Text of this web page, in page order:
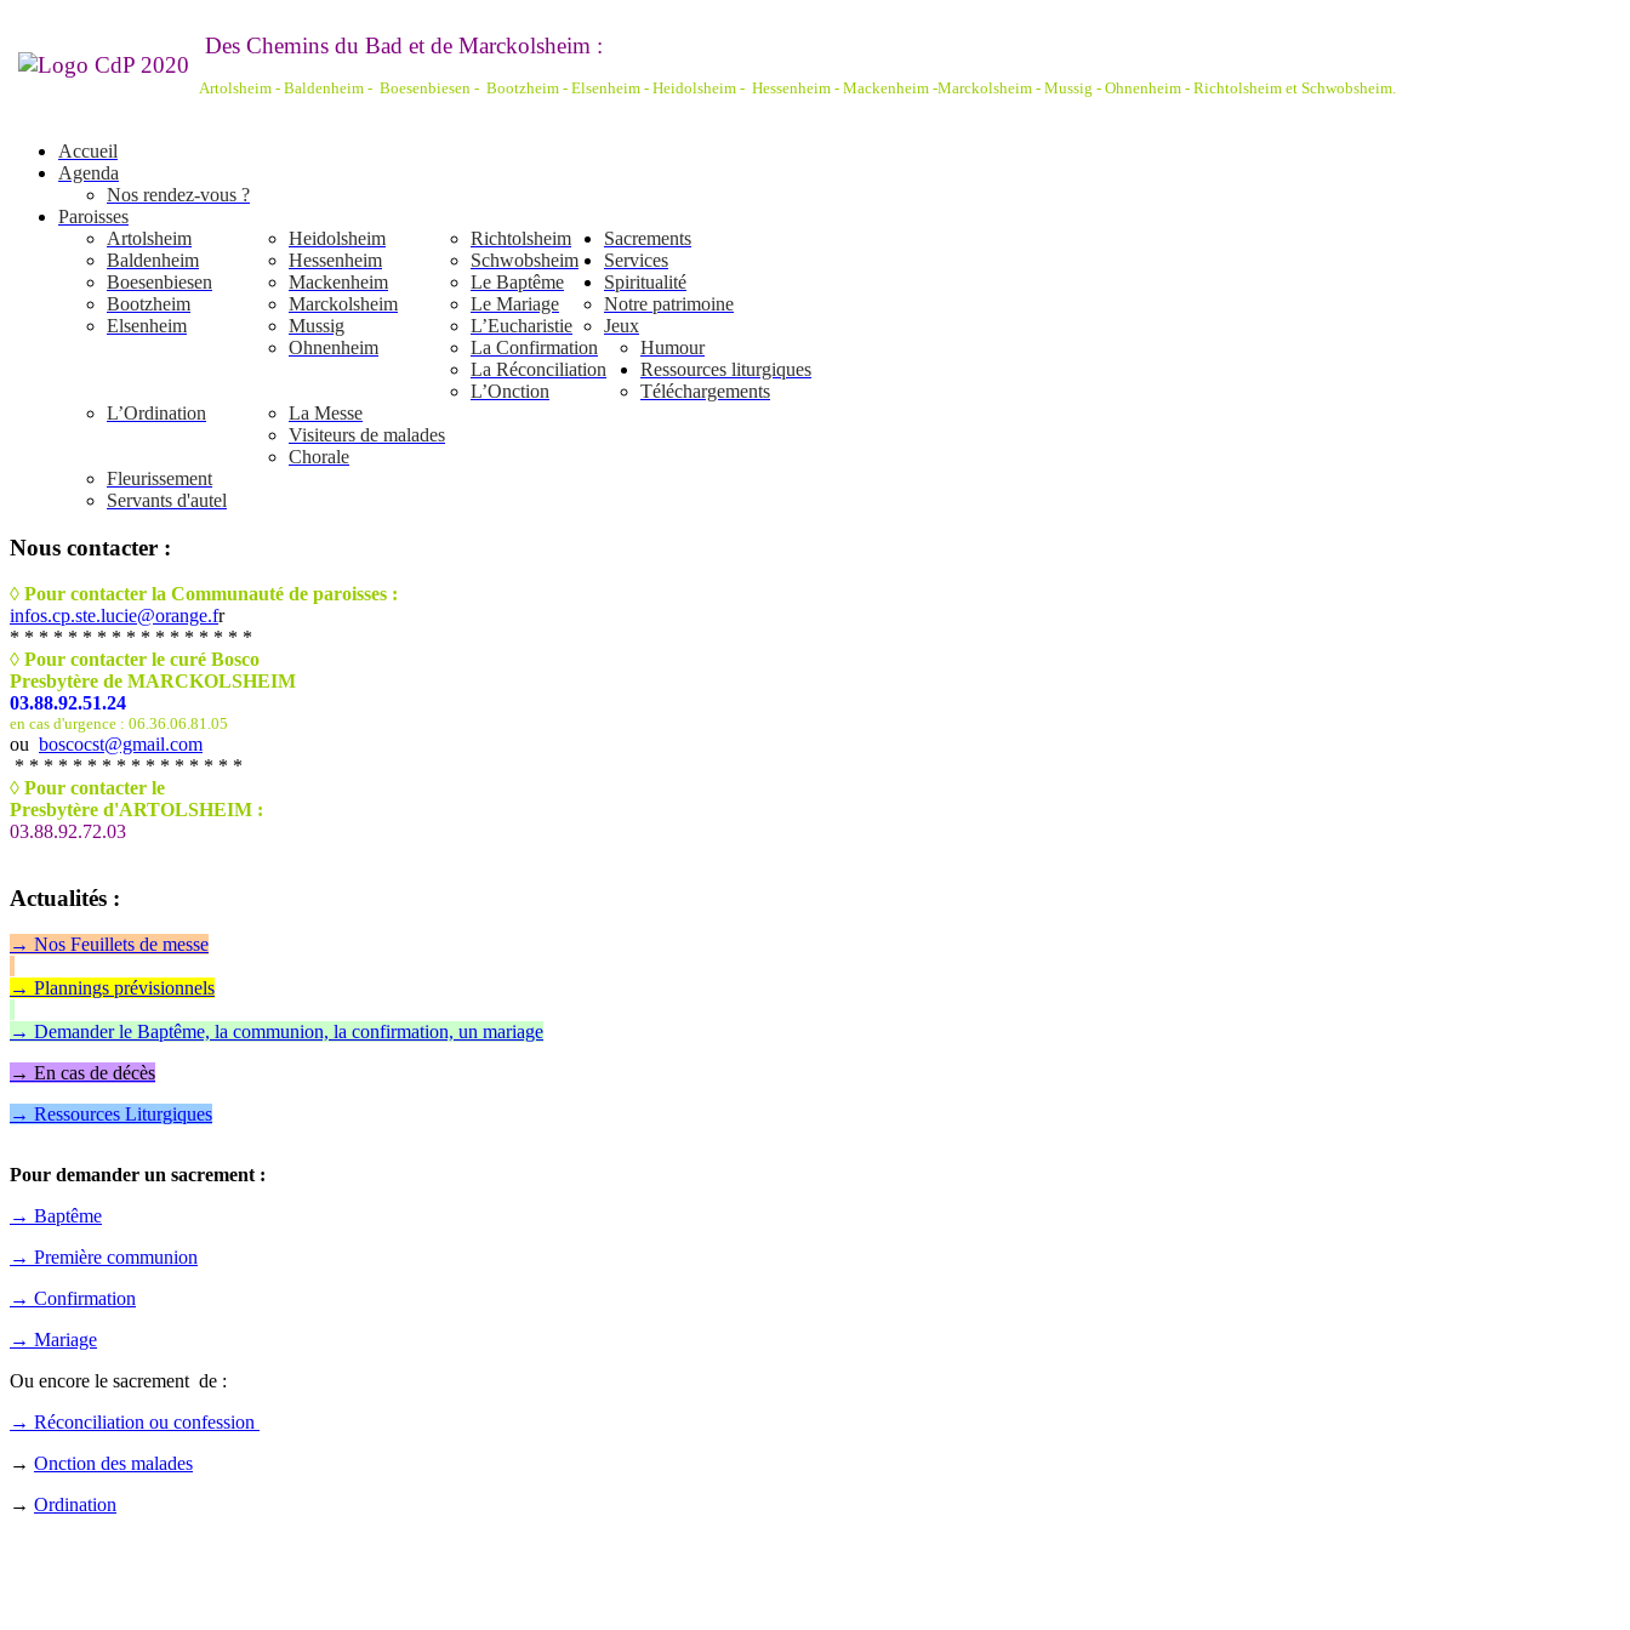
Des Chemins du Bad et de Marckolsheim :
Artolsheim - Baldenheim - Boesenbiesen - Bootzheim - Elsenheim - Heidolsheim - Hessenheim - Mackenheim -Marckolsheim - Mussig - Ohnenheim - Richtolsheim et Schwobsheim.
Accueil
Agenda
Nos rendez-vous ?
Paroisses
Artolsheim
Baldenheim
Boesenbiesen
Bootzheim
Elsenheim
Heidolsheim
Hessenheim
Mackenheim
Marckolsheim
Mussig
Ohnenheim
Richtolsheim
Schwobsheim
Sacrements
Le Baptême
Le Mariage
L’Eucharistie
La Confirmation
La Réconciliation
L’Onction
L’Ordination
Services
La Messe
Visiteurs de malades
Chorale
Fleurissement
Servants d'autel
Spiritualité
Notre patrimoine
Jeux
Humour
Ressources liturgiques
Téléchargements
Nous contacter :
◊ Pour contacter la Communauté de paroisses :
infos.cp.ste.lucie@orange.fr
* * * * * * * * * * * * * * * * *
◊ Pour contacter le curé Bosco
Presbytère de MARCKOLSHEIM
03.88.92.51.24
en cas d'urgence : 06.36.06.81.05
ou boscocst@gmail.com
* * * * * * * * * * * * * * * *
◊ Pour contacter le
Presbytère d'ARTOLSHEIM :
03.88.92.72.03
Actualités :
→ Nos Feuillets de messe
→ Plannings prévisionnels
→ Demander le Baptême, la communion, la confirmation, un mariage
→ En cas de décès
→ Ressources Liturgiques
Pour demander un sacrement :
→ Baptême
→ Première communion
→ Confirmation
→ Mariage
Ou encore le sacrement de :
→ Réconciliation ou confession
→ Onction des malades
→ Ordination